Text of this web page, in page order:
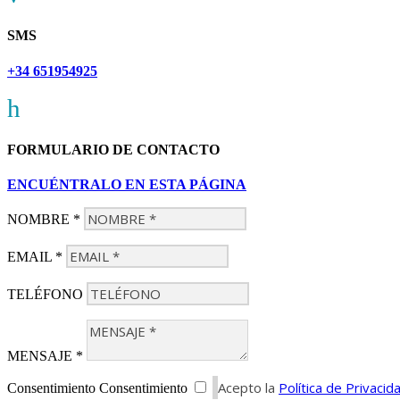
SMS
+34 651954925
h
FORMULARIO DE CONTACTO
ENCUÉNTRALO EN ESTA PÁGINA
NOMBRE *
EMAIL *
TELÉFONO
MENSAJE *
Consentimiento Consentimiento Acepto la Política de